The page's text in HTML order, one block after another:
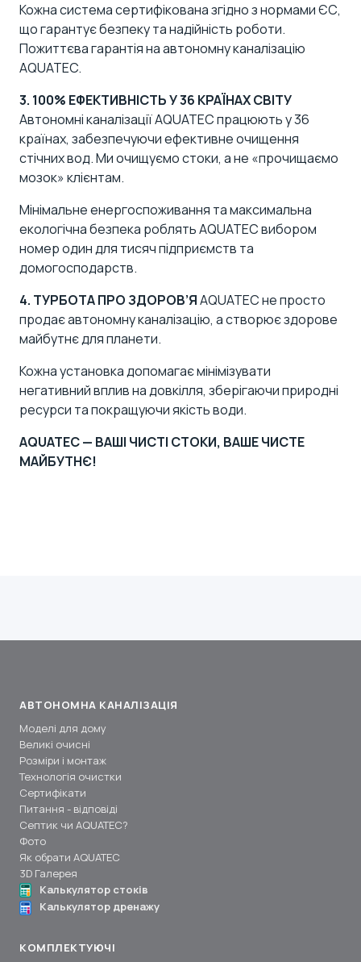
Кожна системасертифікована згідно з нормами ЄС,
що гарантує безпеку та надійність роботи.
Пожиттєва гарантія на автономну каналізацію
AQUATEC.
3. 100% ЕФЕКТИВНІСТЬ У 36 КРАЇНАХ СВІТУ
Автономні каналізації AQUATEC працюють у 36
країнах, забезпечуючи ефективне очищення
стічних вод. Ми очищуємо стоки, а не «прочищаємо
мозок» клієнтам.
Мінімальне енергоспоживання та максимальна
екологічна безпека роблять AQUATEC вибором
номер один для тисяч підприємств та
домогосподарств.
4. ТУРБОТА ПРО ЗДОРОВ’ЯAQUATEC не просто
продає автономну каналізацію, а створює здорове
майбутнє для планети.
Кожна установка допомагає мінімізувати
негативний вплив на довкілля, зберігаючи природні
ресурси та покращуючи якість води.
AQUATEC — ВАШІ ЧИСТІ СТОКИ, ВАШЕ ЧИСТЕ
МАЙБУТНЄ!
АВТОНОМНА КАНАЛІЗАЦІЯ
Моделі для дому
Великі очисні
Розміри і монтаж
Технологія очистки
Сертифікати
Питання - відповіді
Септик чи AQUATEC?
Фото
Як обрати AQUATEC
3D Галерея
Калькулятор стоків
Калькулятор дренажу
КОМПЛЕКТУЮЧІ